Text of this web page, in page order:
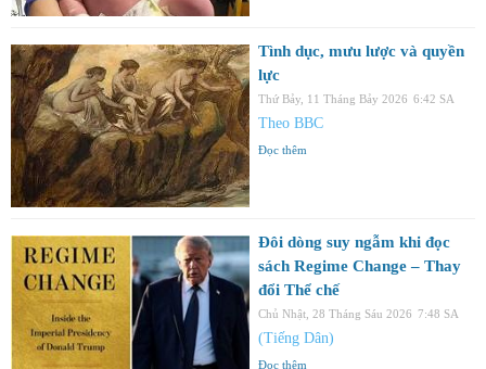
Tình dục, mưu lược và quyền
lực
Thứ Bảy, 11 Tháng Bảy 2026 6:42 SA
Theo BBC
Đọc thêm
Đôi dòng suy ngẫm khi đọc
sách Regime Change – Thay
đổi Thể chế
Chủ Nhật, 28 Tháng Sáu 2026 7:48 SA
(Tiếng Dân)
Đọc thêm